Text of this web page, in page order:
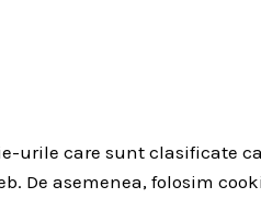
urile care sunt clasificate
De asemenea, folosim